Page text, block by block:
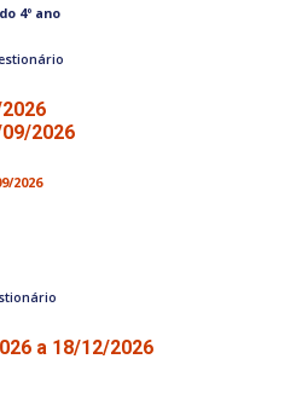
4º ano
2026
2026
a 18/12/2026